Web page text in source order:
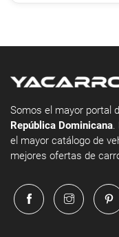
Somos el mayor portal
República Dominicana.
el mayor catálogo de
mejores ofertas de